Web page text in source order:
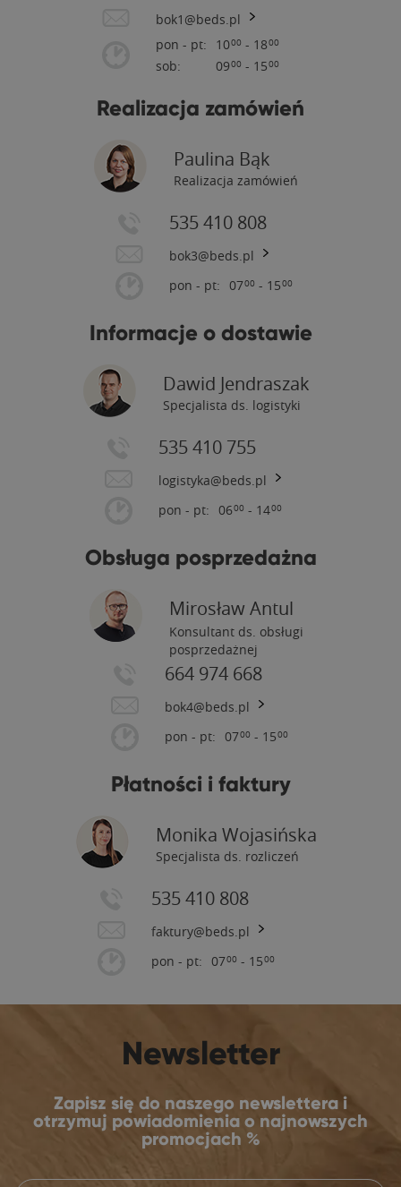
bok1@beds.pl
pon - pt:
sob:
1000 - 1800
0900 - 1500
Realizacja zamówień
Paulina Bąk
Realizacja zamówień
535 410 808
bok3@beds.pl
pon - pt: 0700 - 1500
Informacje o dostawie
Dawid Jendraszak
Specjalista ds. logistyki
535 410 755
logistyka@beds.pl
pon - pt: 0600 - 1400
Obsługa posprzedażna
Mirosław Antul
Konsultant ds. obsługi
posprzedażnej
664 974 668
bok4@beds.pl
pon - pt: 0700 - 1500
Płatności i faktury
Monika Wojasińska
Specjalista ds. rozliczeń
535 410 808
faktury@beds.pl
pon - pt: 0700 - 1500
Newsletter
Zapisz się do naszego newslettera i
otrzymuj powiadomienia o najnowszych
promocjach %